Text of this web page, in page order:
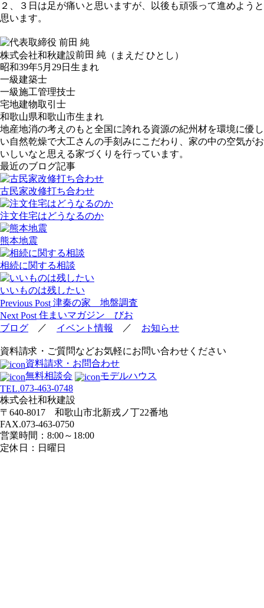
２、３日は足が痛いと思いますが、以後も頑張って進めようと
思います。
株式会社和秋建設前田 純 （まえだ ひとし）
昭和39年5月29日生まれ
一級建築士
一級施工管理技士
宅地建物取引士
和歌山県和歌山市生まれ
地産地消の考えのもと全国に誇れる資源の紀州材を環境に優し
い自然乾燥で大工さんの手刻みにこだわり、家の中の空気がお
いしいなと思える家づくりを行っています。
最近のブログ記事
古民家改修打ち合わせ
注文住宅はどうなるのか
熊本地震
相続に関する相談
いいものは残したい
投
稿
ナ
ゲ
ー
シ
ョ
ン
Previous Post 津秦の家 地盤調査
Next Post 住まいマガジン びお
ブログ ／ イベント情報 ／ お知らせ
資料請求・ご質問などお気軽にお問い合わせください
資料請求・お問合わせ
無料相談会
モデルハウス
TEL.073-463-0748
株式会社和秋建設
〒640-8017 和歌山市北新戎ノ丁22番地
FAX.073-463-0750
営業時間：8:00～18:00
定休日：日曜日